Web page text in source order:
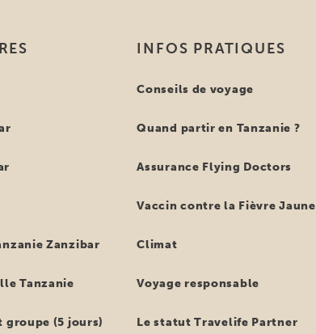
Zanzibar
Tanzanie
groupe (5 jours)
INFOS PRATIQUES
Conseils de voyage
Quand partir en Tanzanie ?
Assurance Flying Doctors
Vaccin contre la Fièvre Jaune
Climat
Voyage responsable
Le statut Travelife Partner